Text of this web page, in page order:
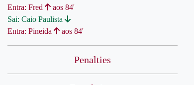
Entra: Fred
aos 84'
Sai: Caio Paulista
Entra: Pineida
aos 84'
Penalties